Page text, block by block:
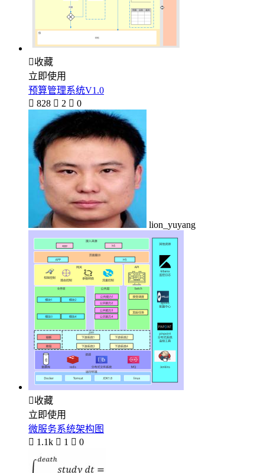
收藏
立即使用
预算管理系统V1.0
 828  2  0
lion_yuyang
收藏
立即使用
微服务系统架构图
 1.1k  1  0